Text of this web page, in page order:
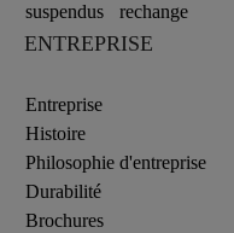
suspendus
rechange
ENTREPRISE
Entreprise
Histoire
Philosophie d'entreprise
Durabilité
Brochures